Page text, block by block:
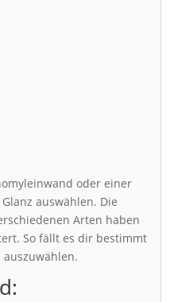
oder einer
auswählen. Die
Arten haben
So fällt es dir bestimmt